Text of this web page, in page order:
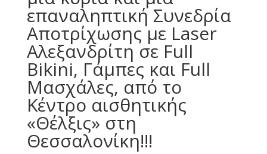
επαναληπτική Συνεδρία
Αποτρίχωσης με Laser
Αλεξανδρίτη σε Full
Bikini, Γάμπες και Full
Μασχάλες, από το
Κέντρο αισθητικής
«Θέλξις» στη
Θεσσαλονίκη!!!